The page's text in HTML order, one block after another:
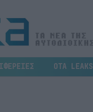
OTA LEAKS